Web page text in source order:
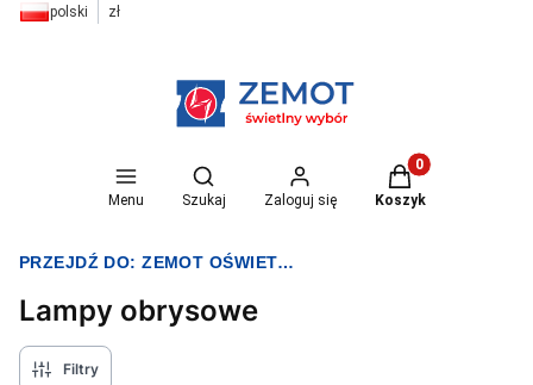
polski zł
Menu
Otwórz wyszukiwarkę
Szukaj Zaloguj się
Produkty w
Koszyk
PRZEJDŹ DO:ZEMOT OŚWIETLENIE I ELEKTRYKA
Lampy obrysowe
Filtry